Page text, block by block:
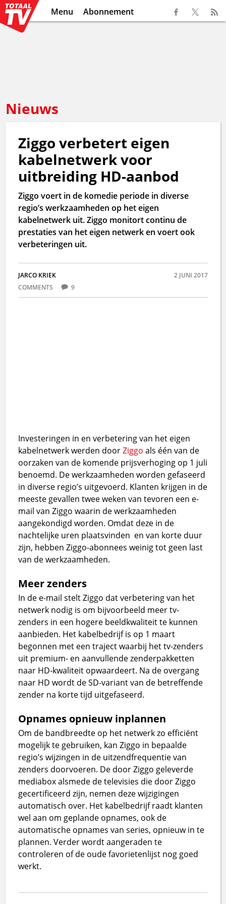
Menu Abonnement
Nieuws
Ziggo verbetert eigen
kabelnetwerk voor
uitbreiding HD-aanbod
Ziggo voert in de komedie periode in diverse
regio’s werkzaamheden op het eigen
kabelnetwerk uit. Ziggo monitort continu de
prestaties van het eigen netwerk en voert ook
verbeteringen uit.
JARCO KRIEK
2 JUNI 2017
COMMENTS
9
Investeringen in en verbetering van het eigen
kabelnetwerk werden doorZiggo als één van de
oorzaken van de komende prijsverhoging op 1 juli
benoemd. De werkzaamheden worden gefaseerd
in diverse regio’s uitgevoerd. Klanten krijgen in de
meeste gevallen twee weken van tevoren een e-
mail van Ziggo waarin de werkzaamheden
aangekondigd worden. Omdat deze in de
nachtelijke uren plaatsvinden en van korte duur
zijn, hebben Ziggo-abonnees weinig tot geen last
van de werkzaamheden.
Meer zenders
In de e-mail stelt Ziggo dat verbetering van het
netwerk nodig is om bijvoorbeeld meer tv-
zenders in een hogere beeldkwaliteit te kunnen
aanbieden. Het kabelbedrijf is op 1 maart
begonnen met een traject waarbij het tv-zenders
uit premium- en aanvullende zenderpakketten
naar HD-kwaliteit opwaardeert. Na de overgang
naar HD wordt de SD-variant van de betreffende
zender na korte tijd uitgefaseerd.
Opnames opnieuw inplannen
Om de bandbreedte op het netwerk zo efficiënt
mogelijk te gebruiken, kan Ziggo in bepaalde
regio’s wijzingen in de uitzendfrequentie van
zenders doorvoeren. De door Ziggo geleverde
mediabox alsmede de televisies die door Ziggo
gecertificeerd zijn, nemen deze wijzigingen
automatisch over. Het kabelbedrijf raadt klanten
wel aan om geplande opnames, ook de
automatische opnames van series, opnieuw in te
plannen. Verder wordt aangeraden te
controleren of de oude favorietenlijst nog goed
werkt.